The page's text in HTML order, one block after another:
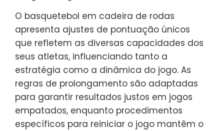
O basquetebol em cadeira de rodas
apresenta ajustes de pontuação únicos
que refletem as diversas capacidades dos
seus atletas, influenciando tanto a
estratégia como a dinâmica do jogo. As
regras de prolongamento são adaptadas
para garantir resultados justos em jogos
empatados, enquanto procedimentos
específicos para reiniciar o jogo mantêm o